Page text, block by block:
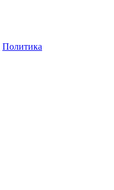
Политика